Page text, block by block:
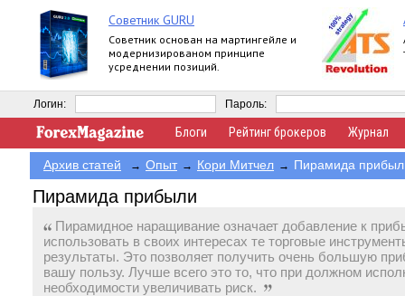
Советник GURU
Советник основан на мартингейле и
модернизированом принципе
усреднении позиций.
Логин: Пароль:
Блоги Рейтинг брокеров Журнал
Архив статей → Опыт → Кори Митчел → Пирамида
Пирамида прибыли
Пирамидное наращивание означает добавление к
использовать в своих интересах те торговые
результаты. Это позволяет получить очень большую
вашу пользу. Лучше всего это то, что при должном
необходимости увеличивать риск.